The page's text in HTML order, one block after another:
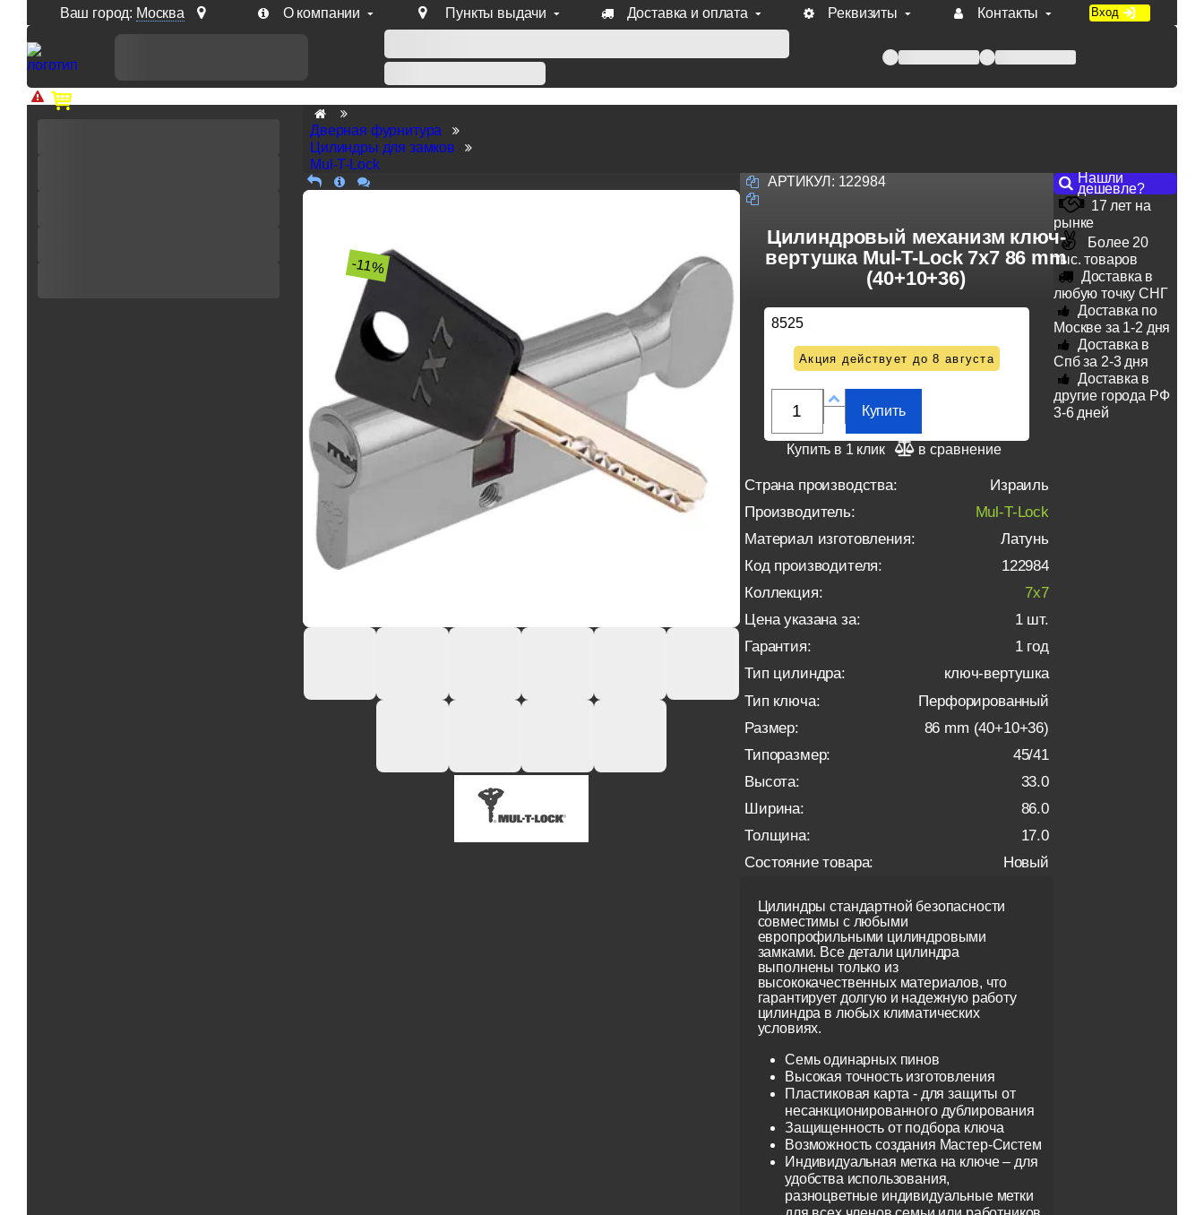
Ваш город: Москва О компании Пункты выдачи Доставка и оплата Реквизиты Контакты Вход
Доп. скидка от цен на сайте 7% при заказе от 50 тыс. руб продукции Venezia, Fratelli, Tupai, Extreza, Melodia, Forme при оплате по счету.
Дверная фурнитура
Цилиндры для замков
Mul-T-Lock
-11%
АРТИКУЛ: 122984
Цилиндровый механизм ключ-
вертушка Mul-T-Lock 7x7 86 mm
(40+10+36)
8525
Акция действует до 8 августа
Купить
Купить в 1 клик в сравнение
Страна производства:
Израиль
Производитель:
Mul-T-Lock
Материал изготовления:
Латунь
Код производителя:
122984
Коллекция:
7x7
Цена указана за:
1 шт.
Гарантия:
1 год
Тип цилиндра:
ключ-вертушка
Тип ключа:
Перфорированный
Размер:
86 mm (40+10+36)
Типоразмер:
45/41
Высота:
33.0
Ширина:
86.0
Толщина:
17.0
Состояние товара:
Новый
Цилиндры стандартной безопасности
совместимы с любыми
европрофильными цилиндровыми
замками. Все детали цилиндра
выполнены только из
высококачественных материалов, что
гарантирует долгую и надежную работу
цилиндра в любых климатических
условиях.
Семь одинарных пинов
Высокая точность изготовления
Пластиковая карта - для защиты от
несанкционированного дублирования
Защищенность от подбора ключа
Возможность создания Мастер-Систем
Индивидуальная метка на ключе – для
удобства использования,
разноцветные индивидуальные метки
Нашли
дешевле?
17 лет на
рынке
Более 20
тыс. товаров
Доставка в
любую точку СНГ
Доставка по
Москве за 1-2 дня
Доставка в
Спб за 2-3 дня
Доставка в
другие города РФ
3-6 дней